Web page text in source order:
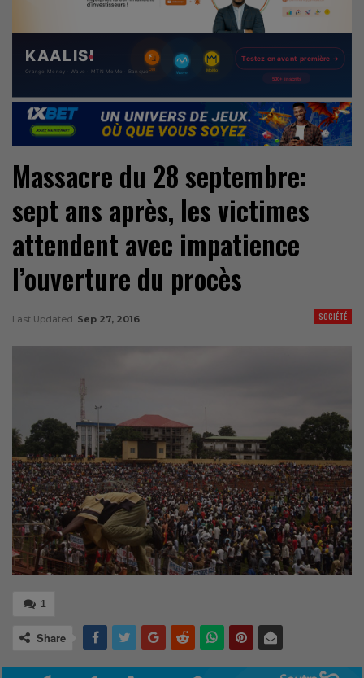
Massacre du 28 septembre:
sept ans après, les victimes
attendent avec impatience
l’ouverture du procès
SOCIÉTÉ
Last Updated Sep 27, 2016
1
Share